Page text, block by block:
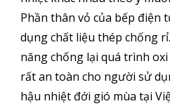
Phần thân vỏ của bếp điện
dụng chất liệu thép chống
năng chống lại quá trình
rất an toàn cho người sử
hậu nhiệt đới gió mùa tại